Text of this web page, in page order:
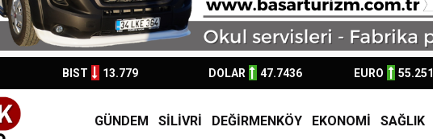
BIST 13.779 DOLAR 47.7436 EURO 55.251
GÜNDEM SİLİVRİ DEĞİRMENKÖY EKONOMİ SAĞLIK